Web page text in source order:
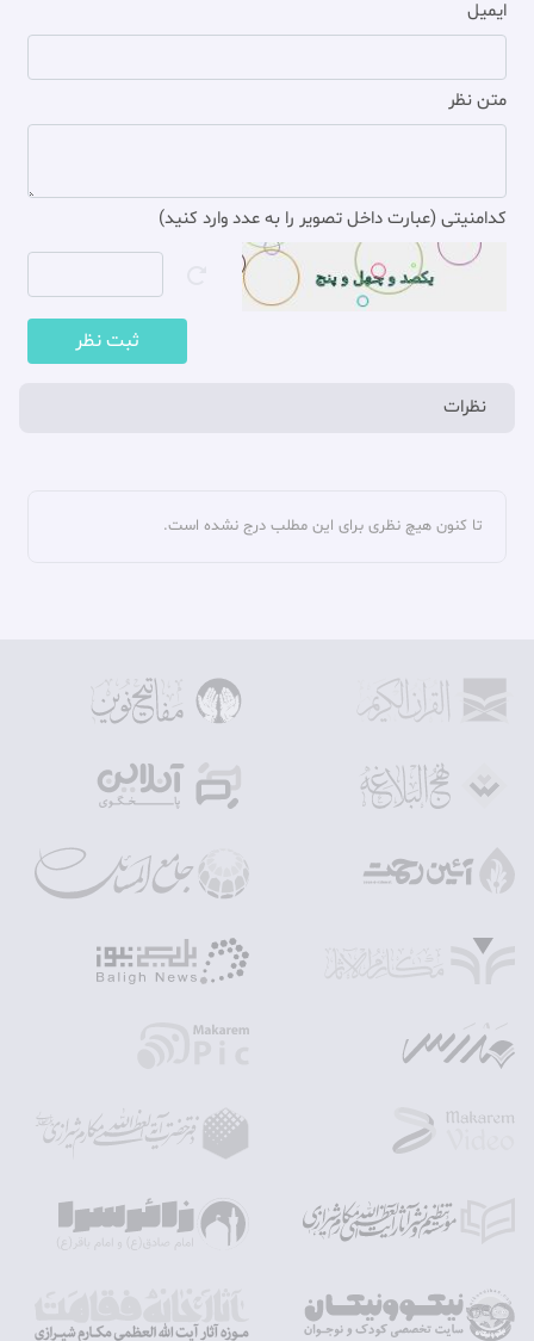
[11]. شرح نهج البلاغة لابن أبی الحديد، ابن أبی الحديد، عبد الحميد بن
هبة الله‏، محقق / مصحح: ابراهيم، محمد ابوالفضل‏، مكتبة آية الله
[12]. دائرة المعارف فقه مقارن‏، همان، ص48۲-۴۸۳.
ایمیل
متن نظر
کدامنیتی (عبارت داخل تصویر را به عدد وارد کنید)
ثبت نظر
نظرات
تا کنون هیچ نظری برای این مطلب درج نشده است.